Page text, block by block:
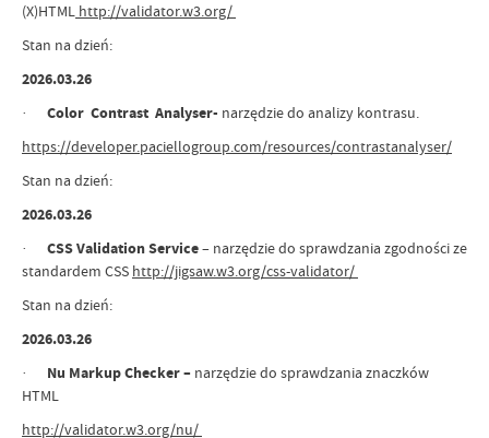
(X)HTML http://validator.w3.org/
Stan na dzień:
2026.03.26
· Color Contrast Analyser- narzędzie do analizy kontrasu.
https://developer.paciellogroup.com/resources/contrastanalyser/
Stan na dzień:
2026.03.26
· CSS Validation Service– narzędzie do sprawdzania zgodności ze
standardem CSS http://jigsaw.w3.org/css-validator/
Stan na dzień:
2026.03.26
· Nu Markup Checker – narzędzie do sprawdzania znaczków
HTML
http://validator.w3.org/nu/